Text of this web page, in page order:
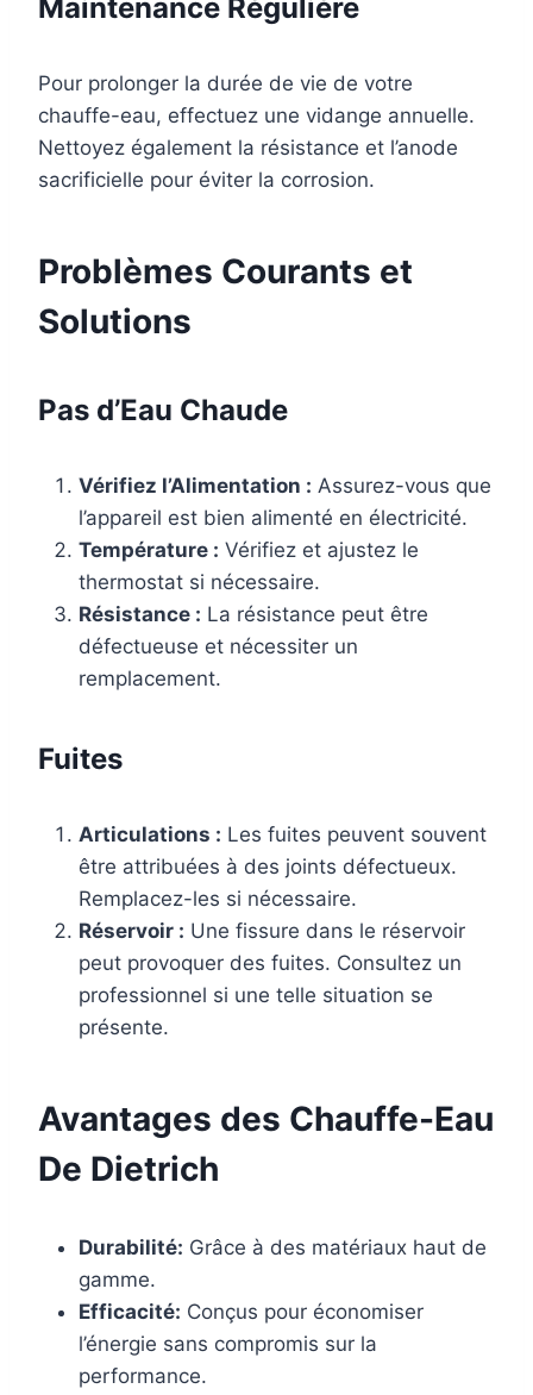
Maintenance Régulière
Pour prolonger la durée de vie de votre
chauffe-eau, effectuez une vidange annuelle.
Nettoyez également la résistance et l’anode
sacrificielle pour éviter la corrosion.
Problèmes Courants et
Solutions
Pas d’Eau Chaude
Vérifiez l’Alimentation : Assurez-vous que
l’appareil est bien alimenté en électricité.
Température : Vérifiez et ajustez le
thermostat si nécessaire.
Résistance : La résistance peut être
défectueuse et nécessiter un
remplacement.
Fuites
Articulations : Les fuites peuvent souvent
être attribuées à des joints défectueux.
Remplacez-les si nécessaire.
Réservoir : Une fissure dans le réservoir
peut provoquer des fuites. Consultez un
professionnel si une telle situation se
présente.
Avantages des Chauffe-Eau
De Dietrich
Durabilité: Grâce à des matériaux haut de
gamme.
Efficacité: Conçus pour économiser
l’énergie sans compromis sur la
performance.